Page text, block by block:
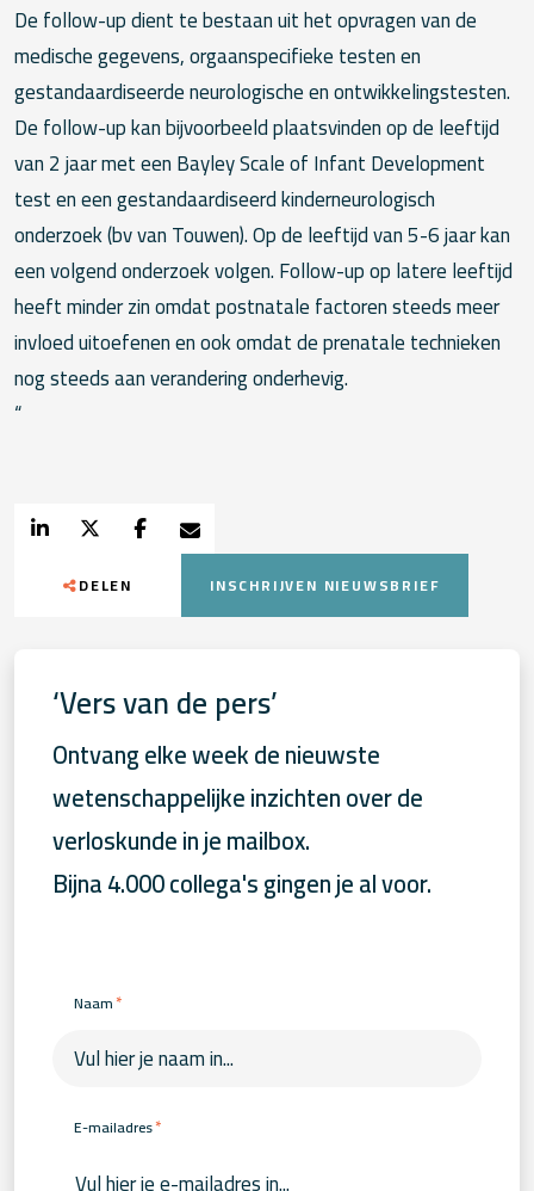
De follow-up dient te bestaan uit het opvragen van de
medische gegevens, orgaanspecifieke testen en
gestandaardiseerde neurologische en ontwikkelingstesten.
De follow-up kan bijvoorbeeld plaatsvinden op de leeftijd
van 2 jaar met een Bayley Scale of Infant Development
test en een gestandaardiseerd kinderneurologisch
onderzoek (bv van Touwen). Op de leeftijd van 5-6 jaar kan
een volgend onderzoek volgen. Follow-up op latere leeftijd
heeft minder zin omdat postnatale factoren steeds meer
invloed uitoefenen en ook omdat de prenatale technieken
nog steeds aan verandering onderhevig.
“
DELEN INSCHRIJVEN NIEUWSBRIEF
‘Vers van de pers’
Ontvang elke week de nieuwste
wetenschappelijke inzichten over de
verloskunde in je mailbox.
Bijna 4.000 collega's gingen je al voor.
Naam*
E-mailadres*